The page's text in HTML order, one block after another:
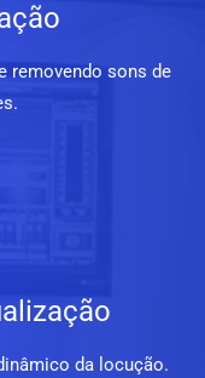
removendo sons de
da locução.